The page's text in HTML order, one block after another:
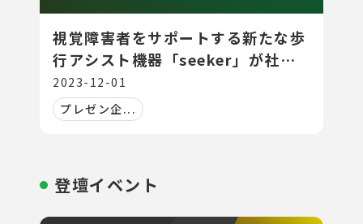
視覚障害者をサポートする新たな歩
行アシスト機器「seeker」が社会
に革新をもたらす
2023-12-01
プレゼン企...
登壇イベント